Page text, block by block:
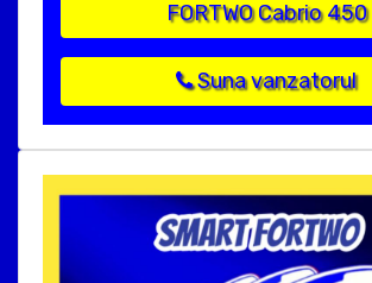
FORTWO Cabrio 450
Suna vanzatorul